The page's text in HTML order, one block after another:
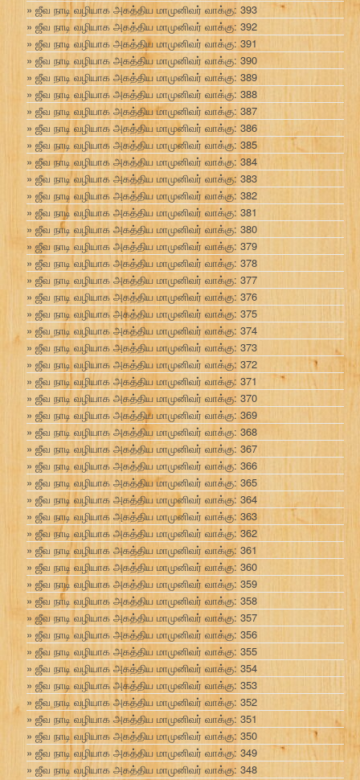
ஜீவ நாடி வழியாக அகத்திய மாமுனிவர் வாக்கு: 393
ஜீவ நாடி வழியாக அகத்திய மாமுனிவர் வாக்கு: 392
ஜீவ நாடி வழியாக அகத்திய மாமுனிவர் வாக்கு: 391
ஜீவ நாடி வழியாக அகத்திய மாமுனிவர் வாக்கு: 390
ஜீவ நாடி வழியாக அகத்திய மாமுனிவர் வாக்கு: 389
ஜீவ நாடி வழியாக அகத்திய மாமுனிவர் வாக்கு: 388
ஜீவ நாடி வழியாக அகத்திய மாமுனிவர் வாக்கு: 387
ஜீவ நாடி வழியாக அகத்திய மாமுனிவர் வாக்கு: 386
ஜீவ நாடி வழியாக அகத்திய மாமுனிவர் வாக்கு: 385
ஜீவ நாடி வழியாக அகத்திய மாமுனிவர் வாக்கு: 384
ஜீவ நாடி வழியாக அகத்திய மாமுனிவர் வாக்கு: 383
ஜீவ நாடி வழியாக அகத்திய மாமுனிவர் வாக்கு: 382
ஜீவ நாடி வழியாக அகத்திய மாமுனிவர் வாக்கு: 381
ஜீவ நாடி வழியாக அகத்திய மாமுனிவர் வாக்கு: 380
ஜீவ நாடி வழியாக அகத்திய மாமுனிவர் வாக்கு: 379
ஜீவ நாடி வழியாக அகத்திய மாமுனிவர் வாக்கு: 378
ஜீவ நாடி வழியாக அகத்திய மாமுனிவர் வாக்கு: 377
ஜீவ நாடி வழியாக அகத்திய மாமுனிவர் வாக்கு: 376
ஜீவ நாடி வழியாக அகத்திய மாமுனிவர் வாக்கு: 375
ஜீவ நாடி வழியாக அகத்திய மாமுனிவர் வாக்கு: 374
ஜீவ நாடி வழியாக அகத்திய மாமுனிவர் வாக்கு: 373
ஜீவ நாடி வழியாக அகத்திய மாமுனிவர் வாக்கு: 372
ஜீவ நாடி வழியாக அகத்திய மாமுனிவர் வாக்கு: 371
ஜீவ நாடி வழியாக அகத்திய மாமுனிவர் வாக்கு: 370
ஜீவ நாடி வழியாக அகத்திய மாமுனிவர் வாக்கு: 369
ஜீவ நாடி வழியாக அகத்திய மாமுனிவர் வாக்கு: 368
ஜீவ நாடி வழியாக அகத்திய மாமுனிவர் வாக்கு: 367
ஜீவ நாடி வழியாக அகத்திய மாமுனிவர் வாக்கு: 366
ஜீவ நாடி வழியாக அகத்திய மாமுனிவர் வாக்கு: 365
ஜீவ நாடி வழியாக அகத்திய மாமுனிவர் வாக்கு: 364
ஜீவ நாடி வழியாக அகத்திய மாமுனிவர் வாக்கு: 363
ஜீவ நாடி வழியாக அகத்திய மாமுனிவர் வாக்கு: 362
ஜீவ நாடி வழியாக அகத்திய மாமுனிவர் வாக்கு: 361
ஜீவ நாடி வழியாக அகத்திய மாமுனிவர் வாக்கு: 360
ஜீவ நாடி வழியாக அகத்திய மாமுனிவர் வாக்கு: 359
ஜீவ நாடி வழியாக அகத்திய மாமுனிவர் வாக்கு: 358
ஜீவ நாடி வழியாக அகத்திய மாமுனிவர் வாக்கு: 357
ஜீவ நாடி வழியாக அகத்திய மாமுனிவர் வாக்கு: 356
ஜீவ நாடி வழியாக அகத்திய மாமுனிவர் வாக்கு: 355
ஜீவ நாடி வழியாக அகத்திய மாமுனிவர் வாக்கு: 354
ஜீவ நாடி வழியாக அகத்திய மாமுனிவர் வாக்கு: 353
ஜீவ நாடி வழியாக அகத்திய மாமுனிவர் வாக்கு: 352
ஜீவ நாடி வழியாக அகத்திய மாமுனிவர் வாக்கு: 351
ஜீவ நாடி வழியாக அகத்திய மாமுனிவர் வாக்கு: 350
ஜீவ நாடி வழியாக அகத்திய மாமுனிவர் வாக்கு: 349
ஜீவ நாடி வழியாக அகத்திய மாமுனிவர் வாக்கு: 348